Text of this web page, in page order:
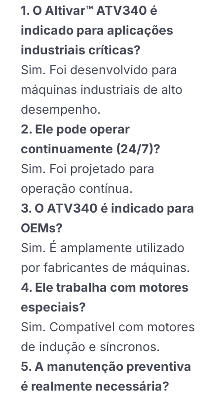
1. O Altivar™ ATV340 é
indicado para aplicações
industriais críticas?
Sim. Foi desenvolvido para
máquinas industriais de alto
desempenho.
2. Ele pode operar
continuamente (24/7)?
Sim. Foi projetado para
operação contínua.
3. O ATV340 é indicado para
OEMs?
Sim. É amplamente utilizado
por fabricantes de máquinas.
4. Ele trabalha com motores
especiais?
Sim. Compatível com motores
de indução e síncronos.
5. A manutenção preventiva
é realmente necessária?